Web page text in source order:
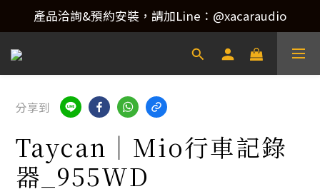
產品洽詢&預約安裝，請加Line：@xacaraudio
產品洽詢&預約安裝，請加Line：@xacaraudio
歡迎來電洽詢 02-22773788！
產品洽詢&預約安裝，請加Line：@xacaraudio
分享到
Taycan｜Mio行車記錄
器_955WD